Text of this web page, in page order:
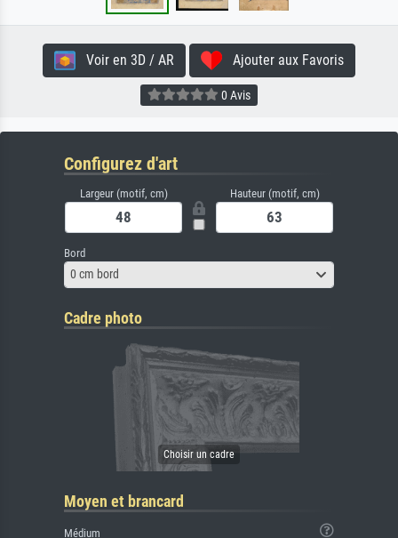
Voir en 3D / AR Ajouter aux Favoris
0 Avis
Configurez d'art
Largeur (motif, cm) Hauteur (motif, cm)
Bord
0 cm bord
Cadre photo
Moyen et brancard
Médium